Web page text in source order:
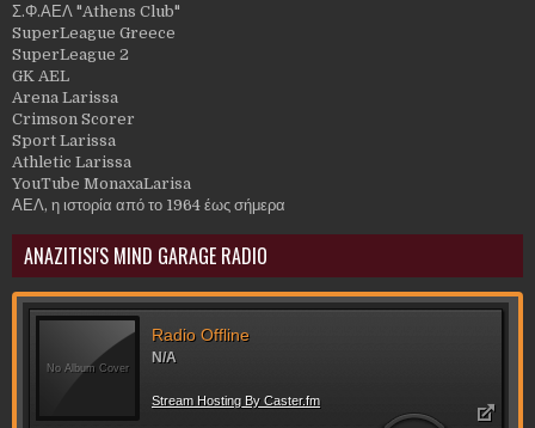
Σ.Φ.ΑΕΛ "Athens Club"
SuperLeague Greece
SuperLeague 2
GK AEL
Arena Larissa
Crimson Scorer
Sport Larissa
Athletic Larissa
YouTube MonaxaLarisa
ΑΕΛ, η ιστορία από το 1964 έως σήμερα
ANAZITISI'S MIND GARAGE RADIO